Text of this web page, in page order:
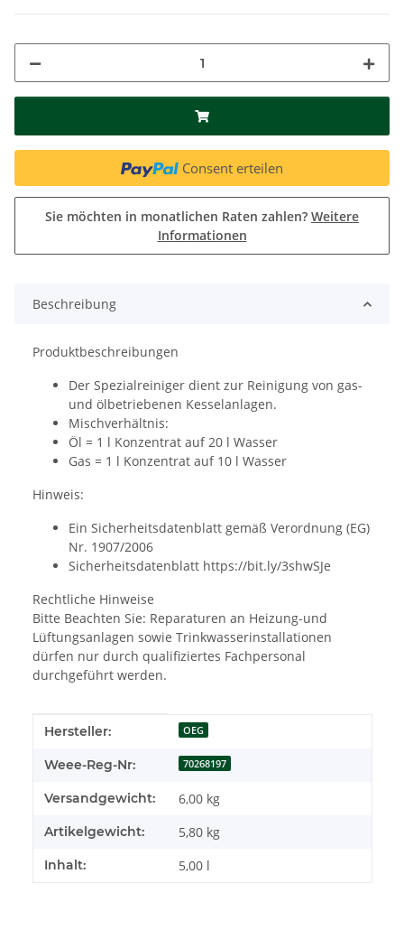
Consent erteilen
Sie möchten in monatlichen Raten zahlen? Weitere
Informationen
Beschreibung
Produktbeschreibungen
Der Spezialreiniger dient zur Reinigung von gas-
und ölbetriebenen Kesselanlagen.
Mischverhältnis:
Öl = 1 l Konzentrat auf 20 l Wasser
Gas = 1 l Konzentrat auf 10 l Wasser
Hinweis:
Ein Sicherheitsdatenblatt gemäß Verordnung (EG)
Nr. 1907/2006
Sicherheitsdatenblatt https://bit.ly/3shwSJe
Rechtliche Hinweise
Bitte Beachten Sie: Reparaturen an Heizung-und
Lüftungsanlagen sowie Trinkwasserinstallationen
dürfen nur durch qualifiziertes Fachpersonal
durchgeführt werden.
Produkteigenschaft
Wert
Hersteller: OEG
Weee-Reg-Nr: 70268197
Versandgewicht: 6,00 kg
Artikelgewicht: 5,80 kg
Inhalt: 5,00 l